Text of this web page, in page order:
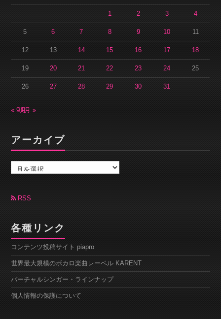
1 2 3 4
5 6 7 8 9 10 11
12 13 14 15 16 17 18
19 20 21 22 23 24 25
26 27 28 29 30 31
« 9月
11月 »
アーカイブ
カ
ブRSS
各種リンク
コンテンツ投稿サイト piapro
世界最大規模のボカロ楽曲レーベル KARENT
バーチャルシンガー・ラインナップ
個人情報の保護について